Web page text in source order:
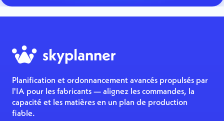
Planification et ordonnancement avancés propulsés par
l'IA pour les fabricants — alignez les commandes, la
capacité et les matières en un plan de production
fiable.